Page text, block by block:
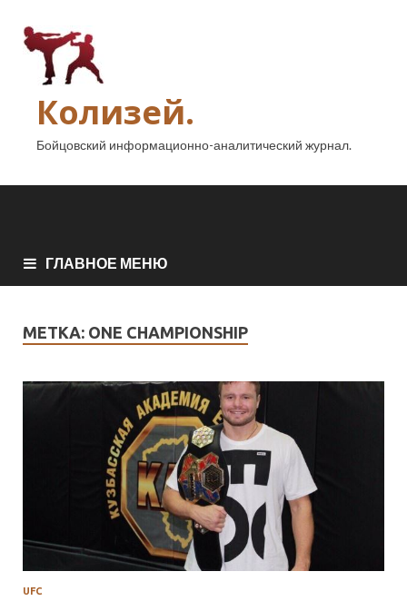
Колизей.
Бойцовский информационно-аналитический журнал.
ГЛАВНОЕ МЕНЮ
МЕТКА: ONE CHAMPIONSHIP
UFC